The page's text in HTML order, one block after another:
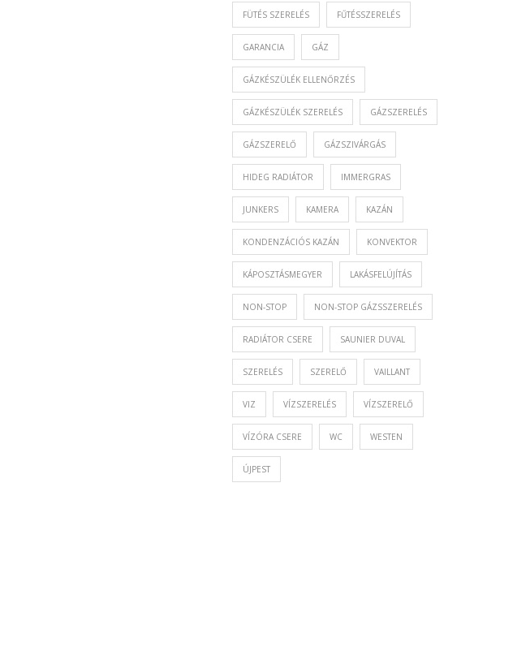
FÜTÉS SZERELÉS FŰTÉSSZERELÉS
GARANCIA GÁZ
GÁZKÉSZÜLÉK ELLENŐRZÉS
GÁZKÉSZÜLÉK SZERELÉS GÁZSZERELÉS
GÁZSZERELŐ GÁZSZIVÁRGÁS
HIDEG RADIÁTOR IMMERGRAS
JUNKERS KAMERA KAZÁN
KONDENZÁCIÓS KAZÁN KONVEKTOR
KÁPOSZTÁSMEGYER LAKÁSFELÚJÍTÁS
NON-STOP NON-STOP GÁZSSZERELÉS
RADIÁTOR CSERE SAUNIER DUVAL
SZERELÉS SZERELŐ VAILLANT
VIZ VÍZSZERELÉS VÍZSZERELŐ
VÍZÓRA CSERE WC WESTEN
ÚJPEST